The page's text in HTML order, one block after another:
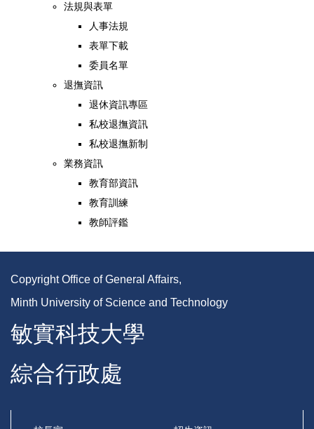
法規與表單
人事法規
表單下載
委員名單
退撫資訊
退休資訊專區
私校退撫資訊
私校退撫新制
業務資訊
教育部資訊
教育訓練
教師評鑑
Copyright Office of General Affairs,
Minth University of Science and Technology
敏實科技大學
綜合行政處